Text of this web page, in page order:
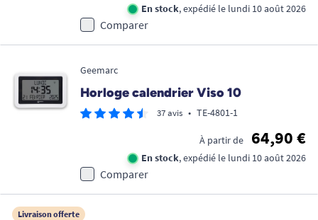
En stock, expédié le lundi 10 août 2026
Comparer
Geemarc
Horloge calendrier Viso 10
37 avis • TE-4801-1
À partir de 64,90 €
En stock, expédié le lundi 10 août 2026
Comparer
Livraison offerte